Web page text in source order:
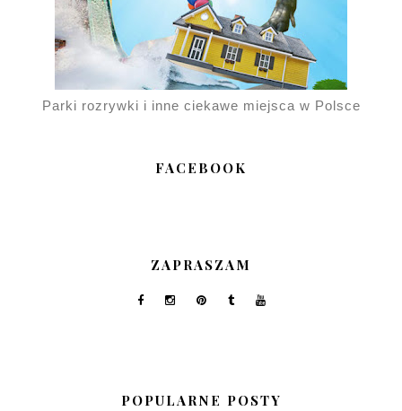
Parki rozrywki i inne ciekawe miejsca w Polsce
FACEBOOK
ZAPRASZAM
POPULARNE POSTY